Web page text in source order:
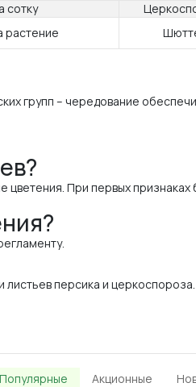
сотку
растение
групп – чередование
При первых
персика и церкоспороза.
Популярные Акционные